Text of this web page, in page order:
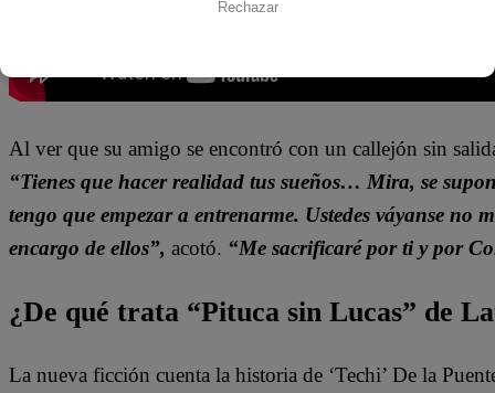
Al ver que su amigo se encontró con un callejón sin
“Tienes que hacer realidad tus sueños… Mira, se
tengo que empezar a entrenarme. Ustedes váyanse no
encargo de ellos”, acotó. “Me sacrificaré por ti y por
¿De qué trata “Pituca sin Lucas” de
La nueva ficción cuenta la historia de ‘Techi’ De la
Rechazar